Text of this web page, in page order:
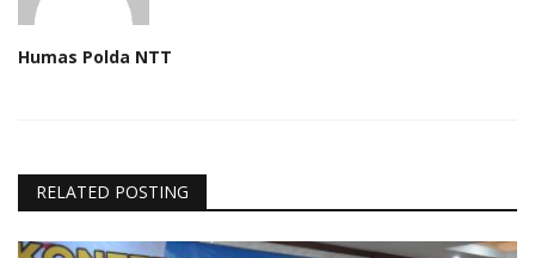
Humas Polda NTT
RELATED POSTING